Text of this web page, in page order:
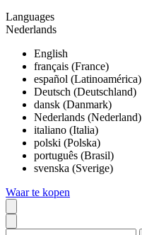
Languages
Nederlands
English
français (France)
español (Latinoamérica)
Deutsch (Deutschland)
dansk (Danmark)
Nederlands (Nederland)
italiano (Italia)
polski (Polska)
português (Brasil)
svenska (Sverige)
Waar te kopen